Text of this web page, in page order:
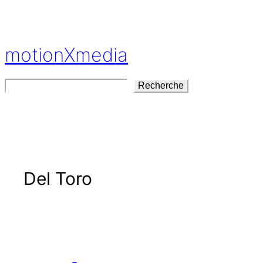
motionXmedia
Recherche
Del Toro